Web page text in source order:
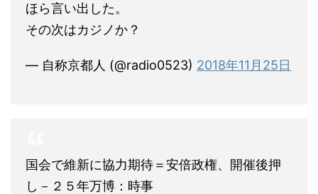
ほら言い出した。
その次はカジノか？
— 自称京都人 (@radio0523) 2018年11月25日
国会で維新に協力期待＝安倍政権、開催後押
し－２５年万博：時事